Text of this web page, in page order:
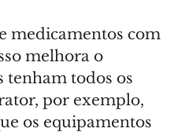
medicamentos com
melhora o
tenham todos os
por exemplo,
os equipamentos